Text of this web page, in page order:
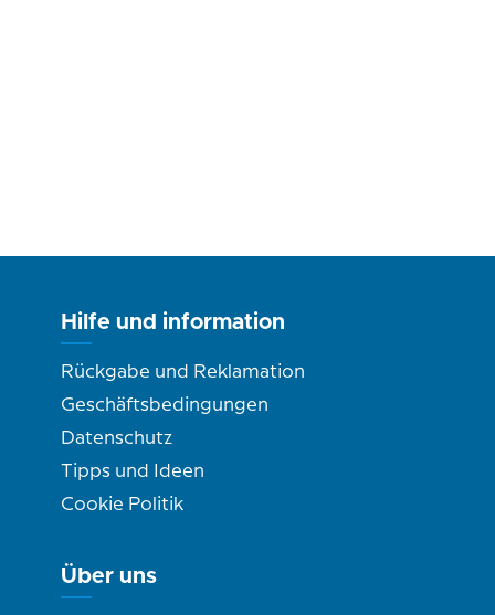
Hilfe und information
Rückgabe und Reklamation
Geschäftsbedingungen
Datenschutz
Tipps und Ideen
Cookie Politik
Über uns